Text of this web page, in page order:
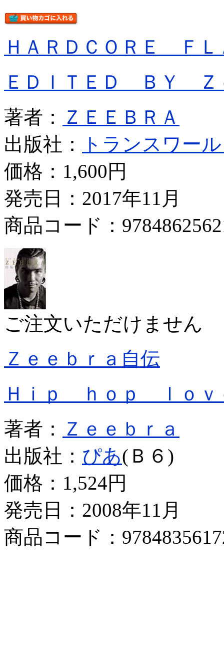
ＨＡＲＤＣＯＲＥ Ｆ
ＥＤＩＴＥＤ ＢＹ Ｚ
著者：
ＺＥＥＢＲＡ
出版社：
トランスワー
価格： 1,600円
発売日：2017年11月
商品コード：
ご注文いただけません
Ｚｅｅｂｒａ自伝
Ｈｉｐ ｈｏｐ ｌｏｖ
著者：
Ｚｅｅｂｒａ
出版社： ぴあ(Ｂ６)
価格： 1,524円
発売日：2008年11月
商品コード：